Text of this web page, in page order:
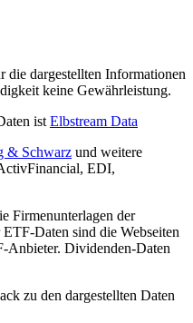
die dargestellten Informationen
keine Gewährleistung.
ist Elbstream Data
& Schwarz und weitere
EDI,
Firmenunterlagen der
Daten sind die Webseiten
Anbieter. Dividenden-Daten
zu den dargestellten Daten